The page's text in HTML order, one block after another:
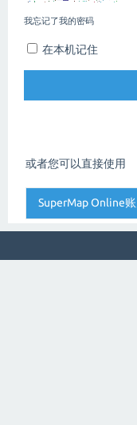
我忘记了我的密码
在本机记住
或者您可以直接使用